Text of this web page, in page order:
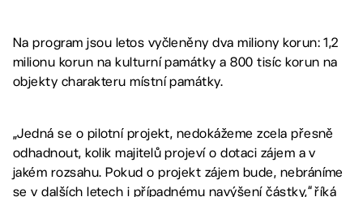
Na program jsou letos vyčleněny dva miliony korun: 1,2
milionu korun na kulturní památky a 800 tisíc korun na
objekty charakteru místní památky.
„Jedná se o pilotní projekt, nedokážeme zcela přesně
odhadnout, kolik majitelů projeví o dotaci zájem a v
jakém rozsahu. Pokud o projekt zájem bude, nebráníme
se v dalších letech i případnému navýšení částky,“ říká